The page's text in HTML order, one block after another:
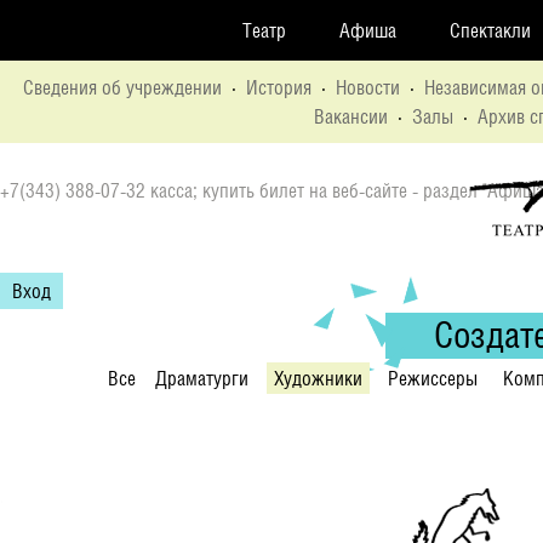
Все Драматурги Художники Режиссеры
Театр Афиша Спектакли
Сведения об учреждении · История · Новости · Независимая
Вакансии · Залы · Архив
+7(343) 388-07-32 касса; купить билет на веб-сайте - раздел
Вход